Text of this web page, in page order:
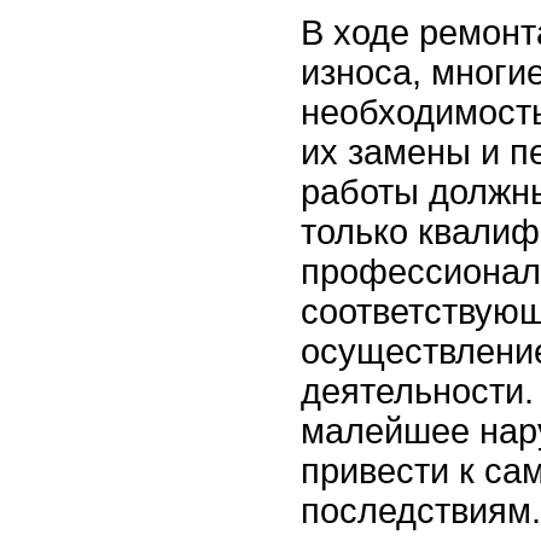
В ходе
износа,
их замены и
работы
только
малейшее
привести к
последствиям.